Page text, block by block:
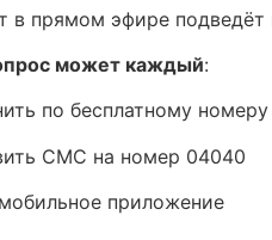
в прямом эфире
может каждый:
по бесплатному
СМС на номер 04040
приложение